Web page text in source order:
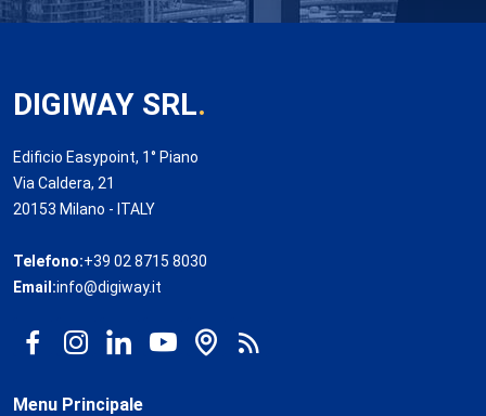
DIGIWAY SRL.
Edificio Easypoint, 1° Piano
Via Caldera, 21
20153 Milano - ITALY
Telefono:+39 02 8715 8030
Email:info@digiway.it
Menu Principale